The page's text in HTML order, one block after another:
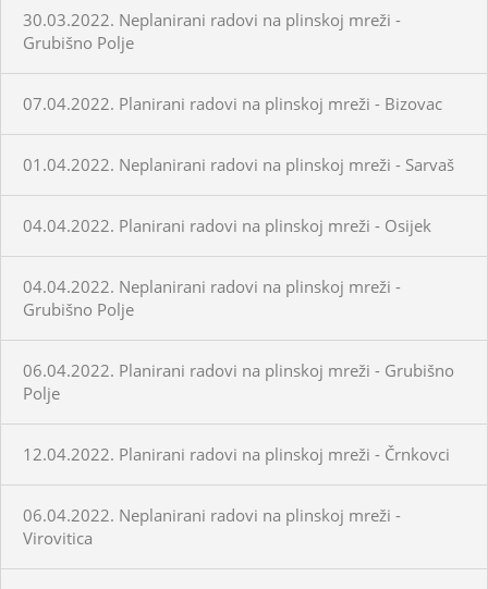
30.03.2022. Neplanirani radovi na plinskoj mreži -
Grubišno Polje
07.04.2022. Planirani radovi na plinskoj mreži - Bizovac
01.04.2022. Neplanirani radovi na plinskoj mreži - Sarvaš
04.04.2022. Planirani radovi na plinskoj mreži - Osijek
04.04.2022. Neplanirani radovi na plinskoj mreži -
Grubišno Polje
06.04.2022. Planirani radovi na plinskoj mreži - Grubišno
Polje
12.04.2022. Planirani radovi na plinskoj mreži - Črnkovci
06.04.2022. Neplanirani radovi na plinskoj mreži -
Virovitica